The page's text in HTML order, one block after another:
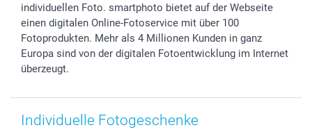
B2B smartbusiness
Widerrufsrecht
Geburt
Zu allen Anlässen
Sitemap
Status der Bestellung
smartfriends
smartgarantie
individuellen Foto. smartphoto bietet auf der Webseite
einen digitalen Online-Fotoservice mit über 100
Fotoprodukten. Mehr als 4 Millionen Kunden in ganz
Europa sind von der digitalen Fotoentwicklung im Internet
überzeugt.
Individuelle Fotogeschenke